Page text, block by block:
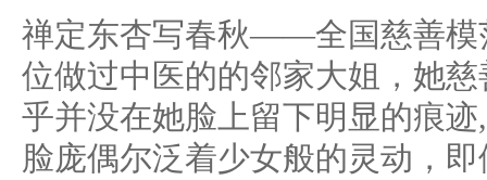
禅定东杏写春秋——全国慈善模
位做过中医的的邻家大姐，她
乎并没在她脸上留下明显的痕
脸庞偶尔泛着少女般的灵动，